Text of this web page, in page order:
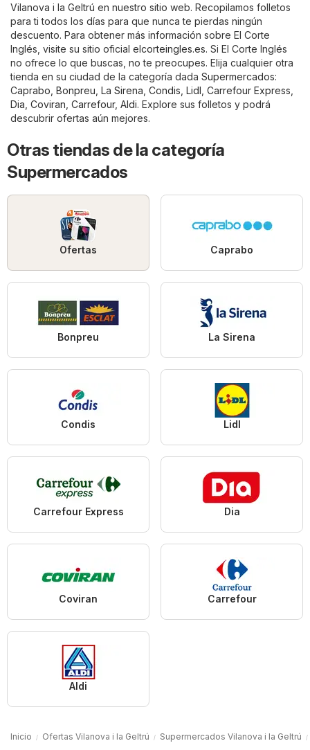
Vilanova i la Geltrú en nuestro sitio web. Recopilamos folletos
para ti todos los días para que nunca te pierdas ningún
descuento. Para obtener más información sobre El Corte
Inglés, visite su sitio oficial elcorteingles.es. Si El Corte Inglés
no ofrece lo que buscas, no te preocupes. Elija cualquier otra
tienda en su ciudad de la categoría dada Supermercados:
Caprabo Bonpreu La Sirena Condis Lidl Carrefour Express
Dia Coviran Carrefour, Aldi. Explore sus folletos y podrá
descubrir ofertas aún mejores.
Otras tiendas de la categoría
Supermercados
Ofertas Caprabo
Bonpreu La Sirena
Condis Lidl
Carrefour Express Dia
Coviran Carrefour
Aldi
Inicio Ofertas Vilanova i la Geltrú Supermercados Vilanova i la Geltrú